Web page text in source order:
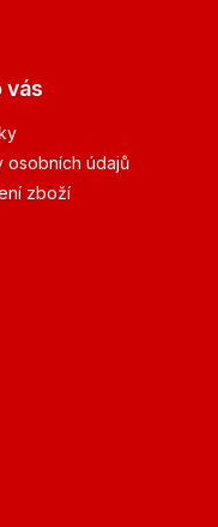
vás
osobních údajů
zboží